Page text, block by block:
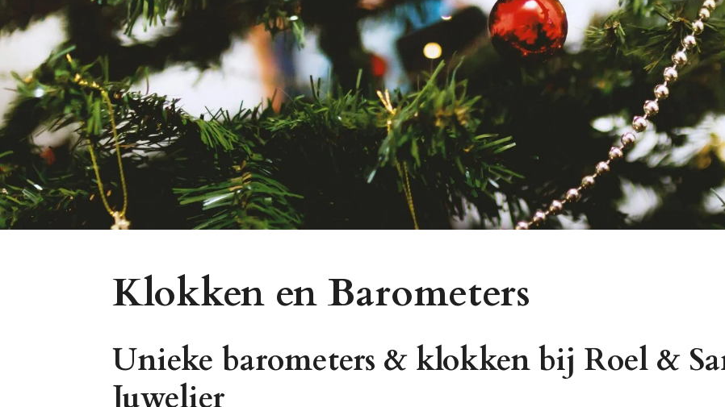
Klokken en Barometers
Unieke barometers & klokken bij Roel &
Juwelier